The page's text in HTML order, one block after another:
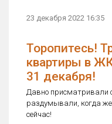
23 декабря 2022 16:35
Торопитесь!
квартиры в
31 декабря!
Давно присматривали
раздумывали, когда
сейчас!